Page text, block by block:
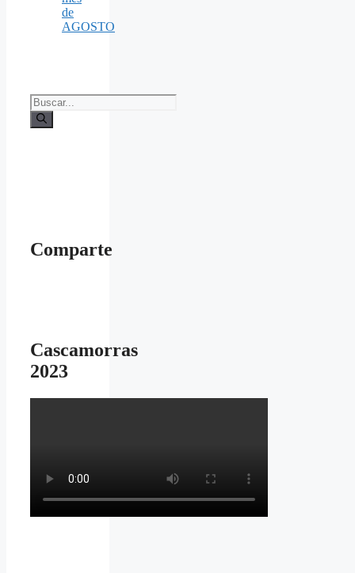
de
AGOSTO
Buscar:
Comparte
Cascamorras
2023